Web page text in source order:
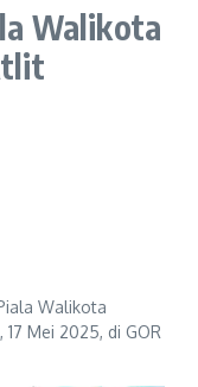
Walikota
Walikota
Mei 2025, di GOR